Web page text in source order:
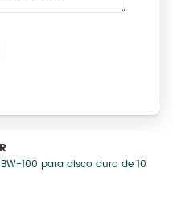
100 para disco duro de 10